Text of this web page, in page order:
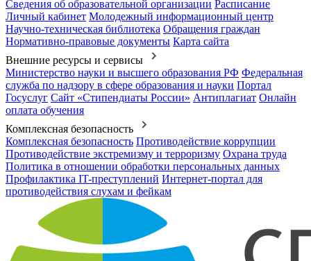
Сведения об образовательной организации Расписание
Личный кабинет Молодежный информационный центр
Научно-техническая библиотека Обращения граждан
Нормативно-правовые документы Карта сайта
Внешние ресурсы и сервисы
Министерство науки и высшего образования РФ Федеральная
служба по надзору в сфере образования и науки Портал
Госуслуг Сайт «Стипендиаты России» Антиплагиат Онлайн
оплата обучения
Комплексная безопасность
Комплексная безопасность Противодействие коррупции
Противодействие экстремизму и терроризму Охрана труда
Политика в отношении обработки персональных данных
Профилактика IT-преступлений Интернет-портал для
противодействия слухам и фейкам